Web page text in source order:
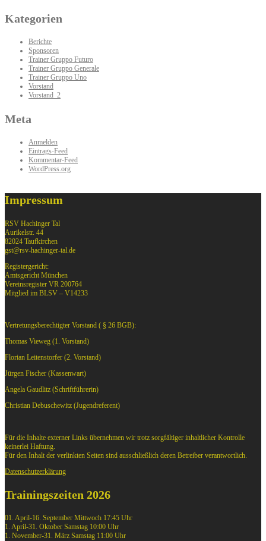
Kategorien
Berichte
Sponsoren
Trainer Gruppo Futuro
Trainer Gruppo Generale
Trainer Gruppo Uno
Vorstand
Vorstand_2
Meta
Anmelden
Eintrags-Feed
Kommentar-Feed
WordPress.org
Impressum
RSV Hachinger Tal
Aurikelstr. 44
82024 Taufkirchen
gst@rsv-hachinger-tal.de
Registergericht:
Amtsgericht München
Vereinsregister VR 200764
Mitglied im BLSV – V14233
Vertretungsberechtigter Vorstand ( § 26 BGB):
Thomas Vieweg (1. Vorstand)
Florian Leitenstorfer (2. Vorstand)
Jürgen Fischer (Kassenwart)
Angela Gaudlitz (Schriftführerin)
Christian Debuschewitz (Jugendreferent)
Für die Inhalte externer Links übernehmen wir trotz sorgfältiger inhaltlicher Kontrolle
keinerlei Haftung.
Für den Inhalt der verlinkten Seiten sind ausschließlich deren Betreiber verantwortlich.
Datenschutzerklärung
Trainingszeiten 2026
01. April-16. September Mittwoch 17:45 Uhr
1. April-31. Oktober Samstag 10:00 Uhr
1. November-31. März Samstag 11:00 Uhr